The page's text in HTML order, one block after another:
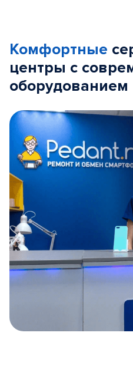
Комфортные
центры с
оборудованием